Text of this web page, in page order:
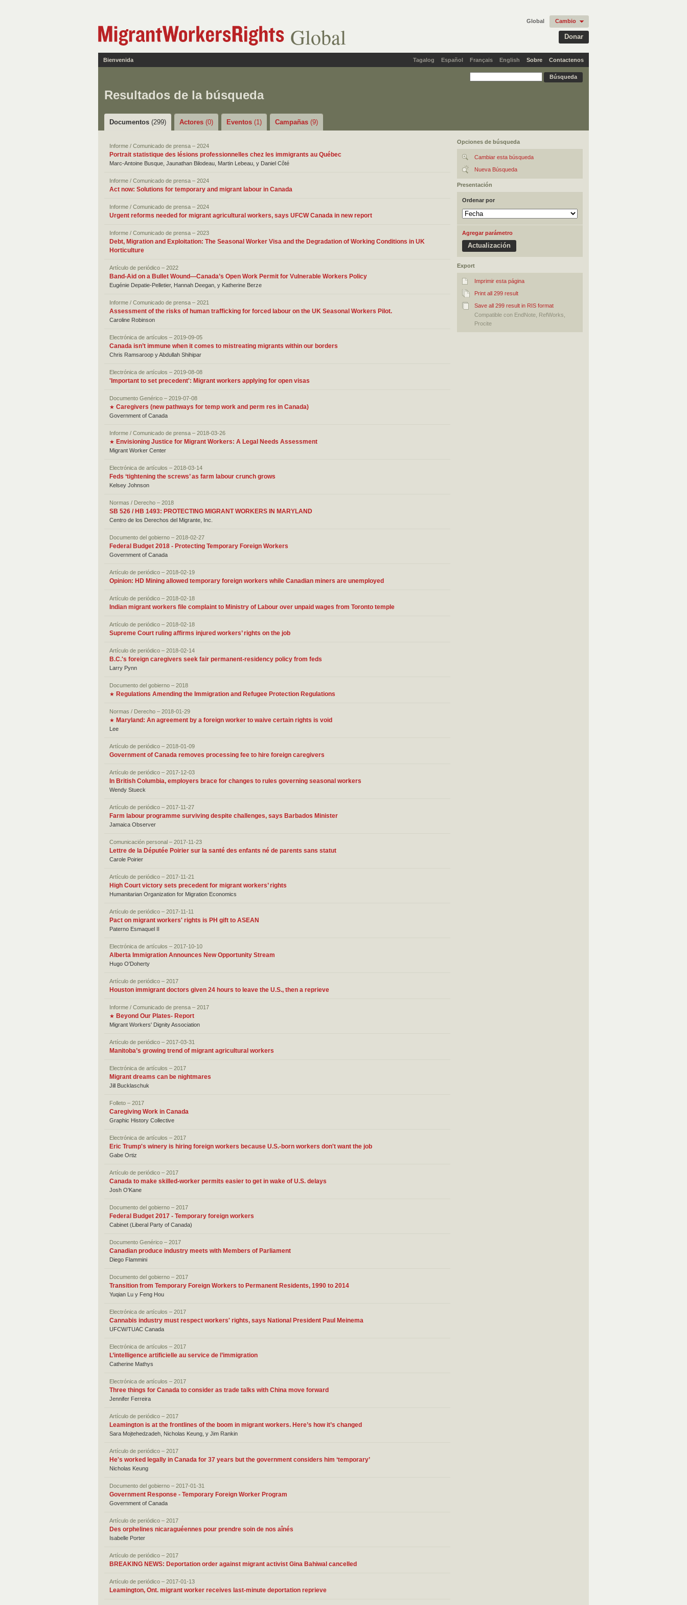
Global Donar
Global Cambio
Tagalog Español Français English
Bienvenida Sobre Contactenos
Resultados de la búsqueda
Documentos (299) Actores (0) Eventos (1) Campañas (9)
Informe / Comunicado de prensa – 2024
Portrait statistique des lésions professionnelles chez les immigrants au Québec
Marc-Antoine Busque, Jaunathan Bilodeau, Martin Lebeau, y Daniel Côté
Informe / Comunicado de prensa – 2024
Act now: Solutions for temporary and migrant labour in Canada
Informe / Comunicado de prensa – 2024
Urgent reforms needed for migrant agricultural workers, says UFCW Canada in new report
Informe / Comunicado de prensa – 2023
Debt, Migration and Exploitation: The Seasonal Worker Visa and the Degradation of Working Conditions in UK
Horticulture
Artículo de periódico – 2022
Band-Aid on a Bullet Wound—Canada’s Open Work Permit for Vulnerable Workers Policy
Eugénie Depatie-Pelletier, Hannah Deegan, y Katherine Berze
Informe / Comunicado de prensa – 2021
Assessment of the risks of human trafficking for forced labour on the UK Seasonal Workers Pilot.
Caroline Robinson
Electrónica de artículos – 2019-09-05
Canada isn’t immune when it comes to mistreating migrants within our borders
Chris Ramsaroop y Abdullah Shihipar
Electrónica de artículos – 2019-08-08
'Important to set precedent': Migrant workers applying for open visas
Documento Genérico – 2019-07-08
★ Caregivers (new pathways for temp work and perm res in Canada)
Government of Canada
Informe / Comunicado de prensa – 2018-03-26
★ Envisioning Justice for Migrant Workers: A Legal Needs Assessment
Migrant Worker Center
Electrónica de artículos – 2018-03-14
Feds ‘tightening the screws’ as farm labour crunch grows
Kelsey Johnson
Normas / Derecho – 2018
SB 526 / HB 1493: PROTECTING MIGRANT WORKERS IN MARYLAND
Centro de los Derechos del Migrante, Inc.
Documento del gobierno – 2018-02-27
Federal Budget 2018 - Protecting Temporary Foreign Workers
Government of Canada
Artículo de periódico – 2018-02-19
Opinion: HD Mining allowed temporary foreign workers while Canadian miners are unemployed
Artículo de periódico – 2018-02-18
Indian migrant workers file complaint to Ministry of Labour over unpaid wages from Toronto temple
Artículo de periódico – 2018-02-18
Supreme Court ruling affirms injured workers’ rights on the job
Artículo de periódico – 2018-02-14
B.C.'s foreign caregivers seek fair permanent-residency policy from feds
Larry Pynn
Documento del gobierno – 2018
★ Regulations Amending the Immigration and Refugee Protection Regulations
Normas / Derecho – 2018-01-29
★ Maryland: An agreement by a foreign worker to waive certain rights is void
Lee
Artículo de periódico – 2018-01-09
Government of Canada removes processing fee to hire foreign caregivers
Artículo de periódico – 2017-12-03
In British Columbia, employers brace for changes to rules governing seasonal workers
Wendy Stueck
Artículo de periódico – 2017-11-27
Farm labour programme surviving despite challenges, says Barbados Minister
Jamaica Observer
Comunicación personal – 2017-11-23
Lettre de la Députée Poirier sur la santé des enfants né de parents sans statut
Carole Poirier
Artículo de periódico – 2017-11-21
High Court victory sets precedent for migrant workers’ rights
Humanitarian Organization for Migration Economics
Artículo de periódico – 2017-11-11
Pact on migrant workers' rights is PH gift to ASEAN
Paterno Esmaquel II
Electrónica de artículos – 2017-10-10
Alberta Immigration Announces New Opportunity Stream
Hugo O'Doherty
Artículo de periódico – 2017
Houston immigrant doctors given 24 hours to leave the U.S., then a reprieve
Informe / Comunicado de prensa – 2017
★ Beyond Our Plates- Report
Migrant Workers' Dignity Association
Artículo de periódico – 2017-03-31
Manitoba’s growing trend of migrant agricultural workers
Electrónica de artículos – 2017
Migrant dreams can be nightmares
Jill Bucklaschuk
Folleto – 2017
Caregiving Work in Canada
Graphic History Collective
Electrónica de artículos – 2017
Eric Trump's winery is hiring foreign workers because U.S.-born workers don't want the job
Gabe Ortiz
Artículo de periódico – 2017
Canada to make skilled-worker permits easier to get in wake of U.S. delays
Josh O'Kane
Documento del gobierno – 2017
Federal Budget 2017 - Temporary foreign workers
Cabinet (Liberal Party of Canada)
Documento Genérico – 2017
Canadian produce industry meets with Members of Parliament
Diego Flammini
Documento del gobierno – 2017
Transition from Temporary Foreign Workers to Permanent Residents, 1990 to 2014
Yuqian Lu y Feng Hou
Electrónica de artículos – 2017
Cannabis industry must respect workers' rights, says National President Paul Meinema
UFCW/TUAC Canada
Electrónica de artículos – 2017
L’intelligence artificielle au service de l’immigration
Catherine Mathys
Electrónica de artículos – 2017
Three things for Canada to consider as trade talks with China move forward
Jennifer Ferreira
Artículo de periódico – 2017
Leamington is at the frontlines of the boom in migrant workers. Here’s how it’s changed
Sara Mojtehedzadeh, Nicholas Keung, y Jim Rankin
Artículo de periódico – 2017
He's worked legally in Canada for 37 years but the government considers him ‘temporary’
Nicholas Keung
Documento del gobierno – 2017-01-31
Government Response - Temporary Foreign Worker Program
Government of Canada
Artículo de periódico – 2017
Des orphelines nicaraguéennes pour prendre soin de nos aînés
Isabelle Porter
Artículo de periódico – 2017
BREAKING NEWS: Deportation order against migrant activist Gina Bahiwal cancelled
Artículo de periódico – 2017-01-13
Leamington, Ont. migrant worker receives last-minute deportation reprieve
Opciones de búsqueda
Cambiar esta búsqueda
Nueva Búsqueda
Presentación
Ordenar por
Agregar parámetro
Export
Imprimir esta página
Print all 299 result
Save all 299 result in RIS format
Compatible con EndNote, RefWorks,
Procite